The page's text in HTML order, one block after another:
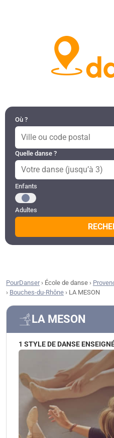
Où ?
Quelle danse ?
Public recherché
Enfants
Adultes
PourDanser› École de danse ›
› Bouches-du-Rhône › LA MESON
LA MESON
1 STYLE DE DANSE